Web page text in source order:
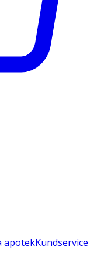
apotekKundservice